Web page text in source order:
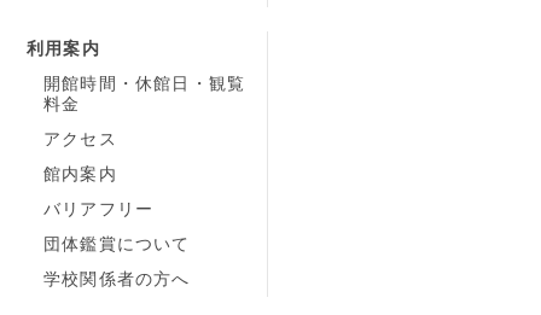
利用案内
開館時間・休館日・観覧
料金
アクセス
館内案内
バリアフリー
団体鑑賞について
学校関係者の方へ